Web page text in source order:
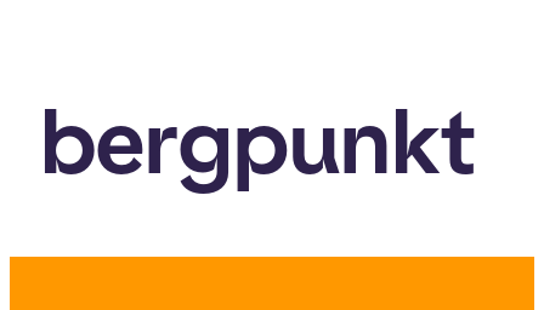
bergpunkt